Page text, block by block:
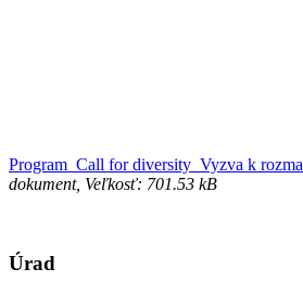
Program_Call for diversity_Vyzva k
dokument, Veľkosť: 701.53 kB
Úrad